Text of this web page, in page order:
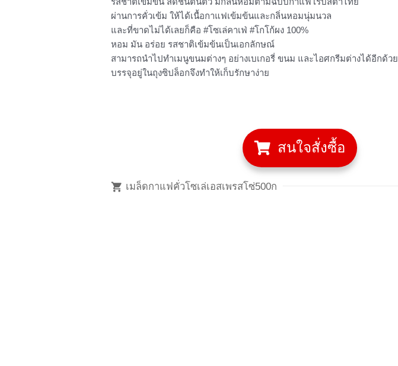
ผ่านการคั่วเข้ม ให้ได้เนื้อกาแฟเข้มข้นและกลิ่นหอมนุ่มนวล
และที่ขาดไม่ได้เลยก็คือ #โซเล่คาเฟ่ #โกโก้ผง 100%
หอม มัน อร่อย รสชาติเข้มข้นเป็นเอกลักษณ์
สามารถนำไปทำเมนูขนมต่างๆ อย่างเบเกอรี่ ขนม และไอศกรีมต่างได้อีกด้วย
บรรจุอยู่ในถุงซิปล็อกจึงทำให้เก็บรักษาง่าย
สนใจสั่งซื้อ
เมล็ดกาแฟคั่วโซเล่เอสเพรสโซ่500ก